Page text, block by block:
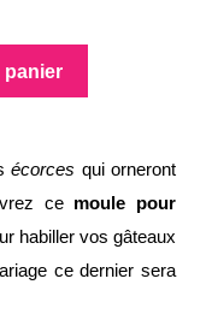
panier
écorces qui orneront
ce moule pour
habiller vos gâteaux
ce dernier sera